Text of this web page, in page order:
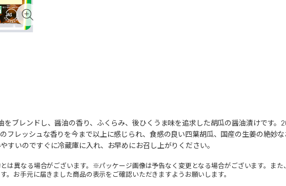
をブレンドし、醤油の香り、ふくらみ、後ひくうま味を追求した胡瓜の醤油漬けです。
フレッシュな香りを今まで以上に感じられ、食感の良い四葉胡瓜、国産の生姜の絶妙
すいのですぐに冷蔵庫に入れ、お早めにお召し上がりください。
は異なる場合がございます。※パッケージ画像は予告なく変更となる場合がございます。ま
。お手元に届きました商品の表示をご確認いただきますようお願いします。